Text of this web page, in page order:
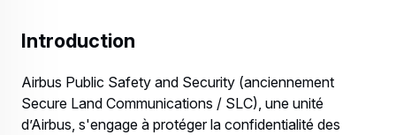
Introduction
Airbus Public Safety and Security (anciennement
Secure Land Communications / SLC), une unité
d’Airbus, s'engage à protéger la confidentialité des